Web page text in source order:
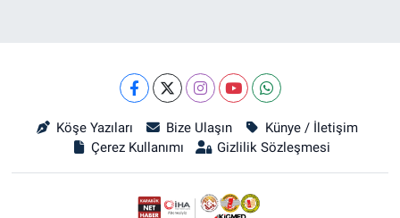
Köşe Yazıları Bize Ulaşın
Künye / İletişim
Çerez Kullanımı
Gizlilik Sözleşmesi